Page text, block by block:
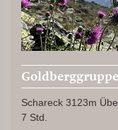
Goldberggruppe
Schareck 3123m
7 Std.